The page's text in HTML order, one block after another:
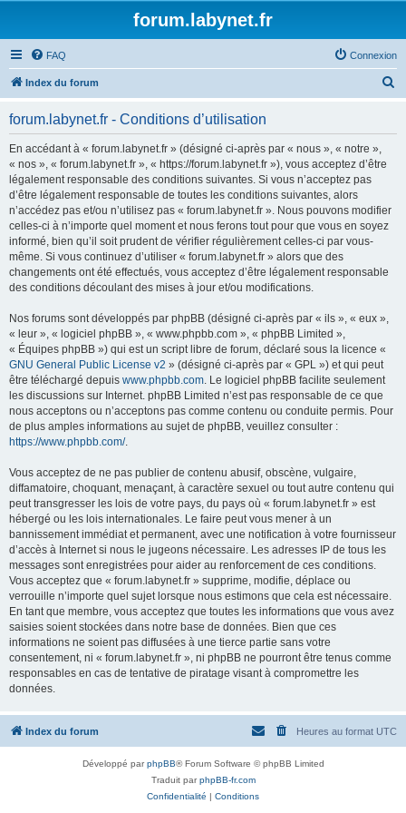
forum.labynet.fr
FAQ Connexion
Index du forum
forum.labynet.fr - Conditions d’utilisation
En accédant à « forum.labynet.fr » (désigné ci-après par « nous », « notre »,
« nos », « forum.labynet.fr », « https://forum.labynet.fr »), vous acceptez d’être
légalement responsable des conditions suivantes. Si vous n’acceptez pas
d’être légalement responsable de toutes les conditions suivantes, alors
n’accédez pas et/ou n’utilisez pas « forum.labynet.fr ». Nous pouvons modifier
celles-ci à n’importe quel moment et nous ferons tout pour que vous en soyez
informé, bien qu’il soit prudent de vérifier régulièrement celles-ci par vous-
même. Si vous continuez d’utiliser « forum.labynet.fr » alors que des
changements ont été effectués, vous acceptez d’être légalement responsable
des conditions découlant des mises à jour et/ou modifications.
Nos forums sont développés par phpBB (désigné ci-après par « ils », « eux »,
« leur », « logiciel phpBB », « www.phpbb.com », « phpBB Limited »,
« Équipes phpBB ») qui est un script libre de forum, déclaré sous la licence «
GNU General Public License v2 » (désigné ci-après par « GPL ») et qui peut
être téléchargé depuis www.phpbb.com. Le logiciel phpBB facilite seulement
les discussions sur Internet. phpBB Limited n’est pas responsable de ce que
nous acceptons ou n’acceptons pas comme contenu ou conduite permis. Pour
de plus amples informations au sujet de phpBB, veuillez consulter :
https://www.phpbb.com/.
Vous acceptez de ne pas publier de contenu abusif, obscène, vulgaire,
diffamatoire, choquant, menaçant, à caractère sexuel ou tout autre contenu qui
peut transgresser les lois de votre pays, du pays où « forum.labynet.fr » est
hébergé ou les lois internationales. Le faire peut vous mener à un
bannissement immédiat et permanent, avec une notification à votre fournisseur
d’accès à Internet si nous le jugeons nécessaire. Les adresses IP de tous les
messages sont enregistrées pour aider au renforcement de ces conditions.
Vous acceptez que « forum.labynet.fr » supprime, modifie, déplace ou
verrouille n’importe quel sujet lorsque nous estimons que cela est nécessaire.
En tant que membre, vous acceptez que toutes les informations que vous avez
saisies soient stockées dans notre base de données. Bien que ces
informations ne soient pas diffusées à une tierce partie sans votre
consentement, ni « forum.labynet.fr », ni phpBB ne pourront être tenus comme
responsables en cas de tentative de piratage visant à compromettre les
données.
Index du forum Heures au format UTC
Développé parphpBB® Forum Software © phpBB Limited
Traduit parphpBB-fr.com
Confidentialité | Conditions